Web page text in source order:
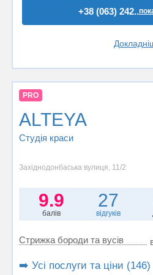
+38 (063) 242..
PRO
ALTEYA
Студія краси
Західнодонбаська вулиця, 11/2
9.9
балів
27
відгуків
Стрижка бороди та вусів
➡️ Усі послуги та ціни (146)